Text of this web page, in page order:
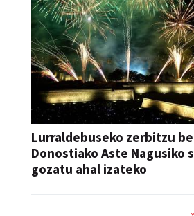
Lurraldebuseko zerbitzu
Donostiako Aste Nagusiko
gozatu ahal izateko